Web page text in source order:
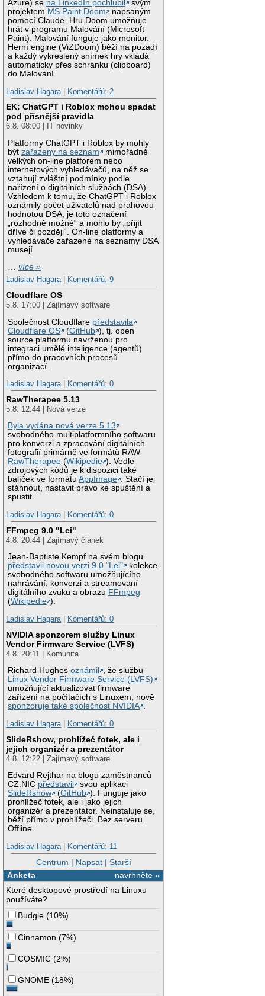
Azure) se na LinkedIn pochlubil
svým
projektem MS Paint Doom
napsaným
pomocí Claude. Hru Doom umožňuje
hrát v programu Malování (Microsoft
Paint). Malování funguje jako monitor.
Herní engine (ViZDoom) běží na pozadí
a každý vykreslený snímek hry vkládá
automaticky přes schránku (clipboard)
do Malování.
Ladislav Hagara
Komentářů: 2
EK: ChatGPT i Roblox mohou spadat
pod přísnější pravidla
6.8. 08:00 | IT novinky
Platformy ChatGPT i Roblox by mohly
býtzařazeny na seznam
mimořádně
velkých on-line platforem nebo
internetových vyhledávačů, na něž se
vztahují zvláštní podmínky podle
nařízení o digitálních službách (DSA).
Vzhledem k tomu, že ChatGPT i Roblox
oznámily počet uživatelů nad prahovou
hodnotou DSA, je toto označení
„rozhodně možné“ a mohlo by „přijít
dříve či později“. On-line platformy a
vyhledávače zařazené na seznamy DSA
musejí
…více »
Ladislav Hagara| Komentářů: 9
Cloudflare OS
5.8. 17:00 | Zajímavý software
Společnost Cloudflare představila
Cloudflare OS
(GitHub ), tj. open
source platformu navrženou pro
integraci umělé inteligence (agentů)
přímo do pracovních procesů
organizací.
Ladislav Hagara| Komentářů: 0
RawTherapee 5.13
5.8. 12:44 | Nová verze
Byla vydána nová verze 5.13
svobodného multiplatformního softwaru
pro konverzi a zpracování digitálních
fotografií primárně ve formátů RAW
RawTherapee (Wikipedie ). Vedle
zdrojových kódů je k dispozici také
balíček ve formátuAppImage . Stačí jej
stáhnout, nastavit právo ke spuštění a
spustit.
Ladislav Hagara| Komentářů: 0
FFmpeg 9.0 "Lei"
4.8. 20:44 | Zajímavý článek
Jean-Baptiste Kempf na svém blogu
představil novou verzi 9.0 "Lei"
kolekce
svobodného softwaru umožňujícího
nahrávání, konverzi a streamovaní
digitálního zvuku a obrazu FFmpeg
(Wikipedie ).
Ladislav Hagara| Komentářů: 0
NVIDIA sponzorem služby Linux
Vendor Firmware Service (LVFS)
4.8. 20:11 | Komunita
Richard Hughesoznámil
, že službu
Linux Vendor Firmware Service (LVFS)
umožňující aktualizovat firmware
zařízení na počítačích s Linuxem, nově
sponzoruje také společnost NVIDIA .
Ladislav Hagara| Komentářů: 0
SlideRshow, prohlížeč fotek, ale i
jejich organizér a prezentátor
4.8. 12:22 | Zajímavý software
Edvard Rejthar na blogu zaměstnanců
CZ.NIC představil
svou aplikaci
SlideRshow
(GitHub ). Funguje jako
prohlížeč fotek, ale i jako jejich
organizér a prezentátor. Neinstaluje se,
běží přímo v prohlížeči. Bez serveru.
Offline.
Ladislav Hagara| Komentářů: 11
Centrum | Napsat| Starší
navrhněte »
Anketa
Které desktopové prostředí na Linuxu
používáte?
Budgie (10%)
Cinnamon (7%)
COSMIC (2%)
GNOME (18%)